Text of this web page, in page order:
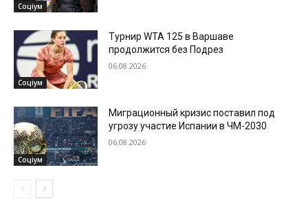
Соціум
Соціум
Турнир WTA 125 в Варшаве
продолжится без Подрез
06.08.2026
Соціум
Миграционный кризис поставил под
угрозу участие Испании в ЧМ-2030
06.08.2026